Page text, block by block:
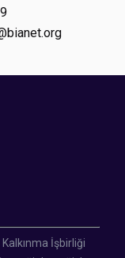
İşbirliği